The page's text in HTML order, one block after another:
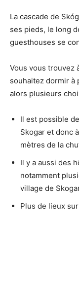
La cascade de
ses pieds, le long
guesthouses se
Vous vous trouvez
souhaitez dormir à
alors plusieurs
Il est possible
Skogar et donc
mètres de la
Il y a aussi des
notamment
village de
Plus de lieux